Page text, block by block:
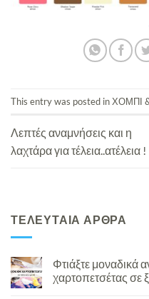
This entry was posted inΧΟΜΠΙ
Λεπτές αναμνήσεις και η
λαχτάρα για τέλεια..ατέλεια !
ΤΕΛΕΥΤΑΙΑ ΑΡΘΡΑ
Φτιάξτε μοναδικά
χαρτοπετσέτας σε